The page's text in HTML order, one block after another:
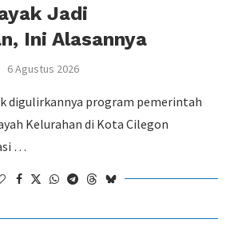
Jadi
Ini Alasannya
6 Agustus 2026
digulirkannya program pemerintah
Kelurahan di Kota Cilegon
…